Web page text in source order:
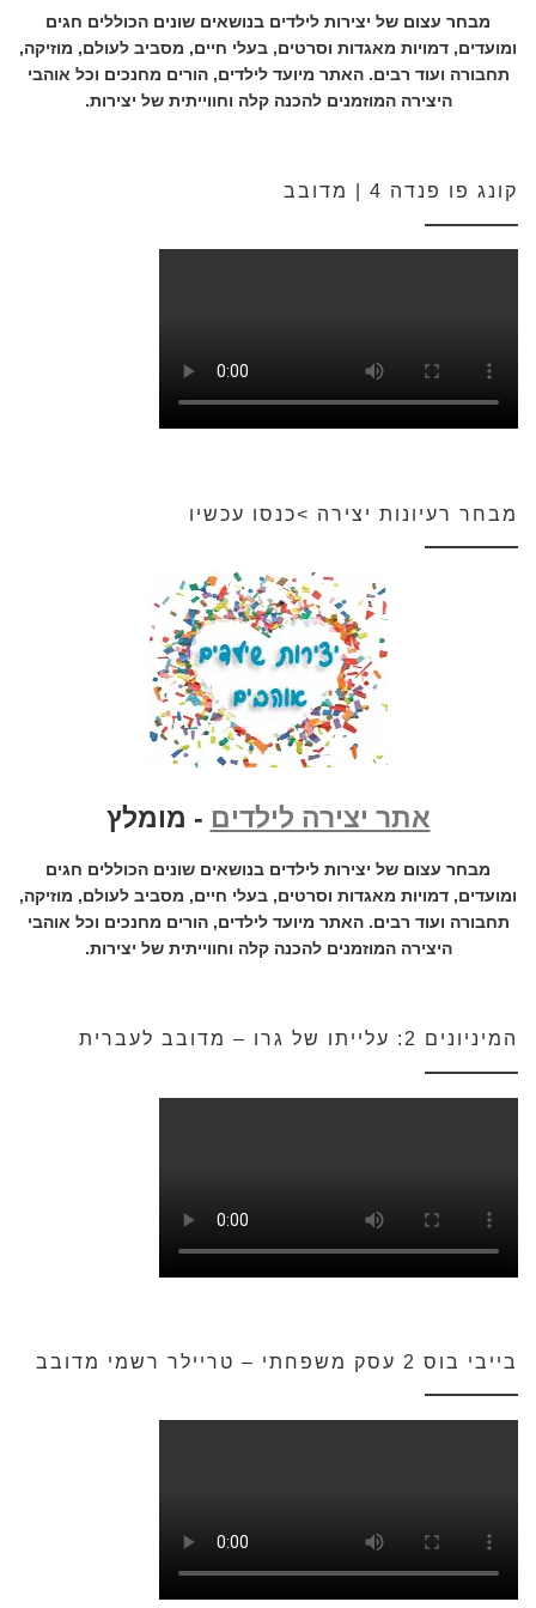
מבחר עצום של יצירות לילדים בנושאים שונים הכוללים חגים
ומועדים, דמויות מאגדות וסרטים, בעלי חיים, מסביב לעולם, מוזיקה,
תחבורה ועוד רבים. האתר מיועד לילדים, הורים מחנכים וכל אוהבי
היצירה המוזמנים להכנה קלה וחווייתית של יצירות.
קונג פו פנדה 4 | מדובב
מבחר רעיונות יצירה >כנסו עכשיו
אתר יצירה לילדים - מומלץ
מבחר עצום של יצירות לילדים בנושאים שונים הכוללים חגים
ומועדים, דמויות מאגדות וסרטים, בעלי חיים, מסביב לעולם, מוזיקה,
תחבורה ועוד רבים. האתר מיועד לילדים, הורים מחנכים וכל אוהבי
היצירה המוזמנים להכנה קלה וחווייתית של יצירות.
המיניונים 2: עלייתו של גרו – מדובב לעברית
בייבי בוס 2 עסק משפחתי – טריילר רשמי מדובב